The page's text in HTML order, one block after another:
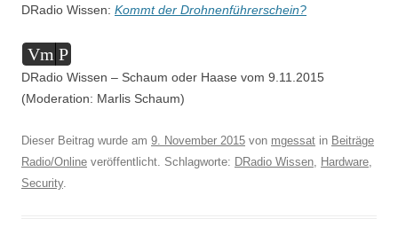
DRadio Wissen: Kommt der Drohnenführerschein?
Audio-
Player
Vm P
DRadio Wissen – Schaum oder Haase vom 9.11.2015
(Moderation: Marlis Schaum)
Dieser Beitrag wurde am 9. November 2015 von mgessat in Beiträge
Radio/Online veröffentlicht. Schlagworte: DRadio Wissen, Hardware,
Security.